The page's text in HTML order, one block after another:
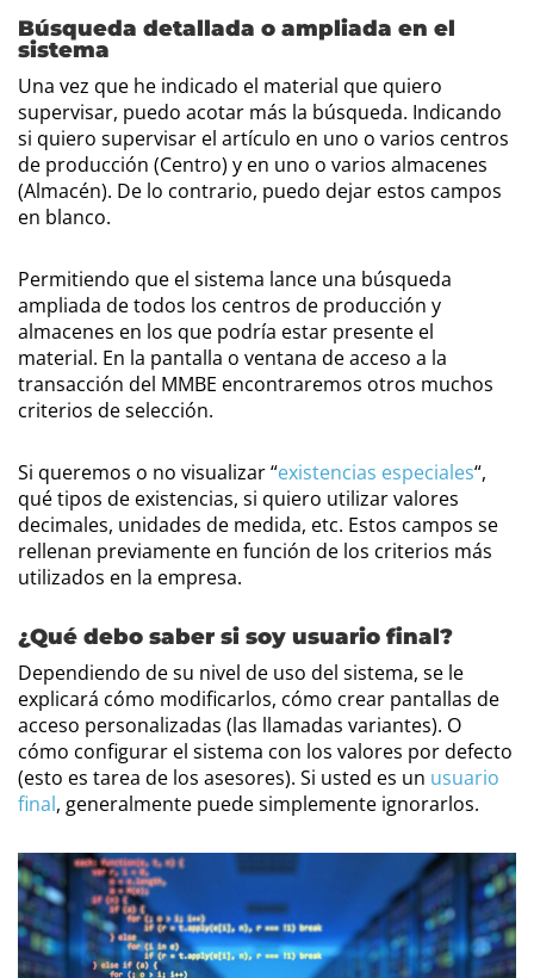
Búsqueda detallada o ampliada en el
sistema
Una vez que he indicado el material que quiero
supervisar, puedo acotar más la búsqueda. Indicando
si quiero supervisar el artículo en uno o varios centros
de producción (Centro) y en uno o varios almacenes
(Almacén). De lo contrario, puedo dejar estos campos
en blanco.
Permitiendo que el sistema lance una búsqueda
ampliada de todos los centros de producción y
almacenes en los que podría estar presente el
material. En la pantalla o ventana de acceso a la
transacción del MMBE encontraremos otros muchos
criterios de selección.
Si queremos o no visualizar “existencias especiales“,
qué tipos de existencias, si quiero utilizar valores
decimales, unidades de medida, etc. Estos campos se
rellenan previamente en función de los criterios más
utilizados en la empresa.
¿Qué debo saber si soy usuario final?
Dependiendo de su nivel de uso del sistema, se le
explicará cómo modificarlos, cómo crear pantallas de
acceso personalizadas (las llamadas variantes). O
cómo configurar el sistema con los valores por defecto
(esto es tarea de los asesores). Si usted es un usuario
final, generalmente puede simplemente ignorarlos.